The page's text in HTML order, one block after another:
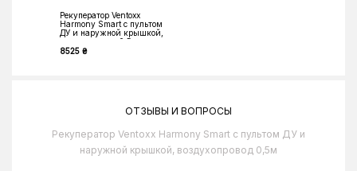
Рекуператор Ventoxx
Harmony Smart с пультом
ДУ и наружной крышкой,
воздухопровод 0,5м
8525 ₴
ОТЗЫВЫ И ВОПРОСЫ
Рекуператор Ventoxx Harmony Smart с пультом ДУ и
наружной крышкой, воздухопровод 0,5м